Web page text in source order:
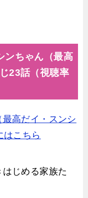
ンちゃん（最高
23話（視聴率
最高だイ・スンシ
はこちら
じめる家族た